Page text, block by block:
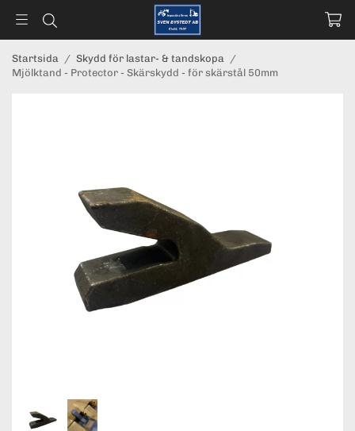
Startsida / Skydd för lastar- & tandskopa /
Mjölktand - Protector - Skärskydd - för skärstål 50mm